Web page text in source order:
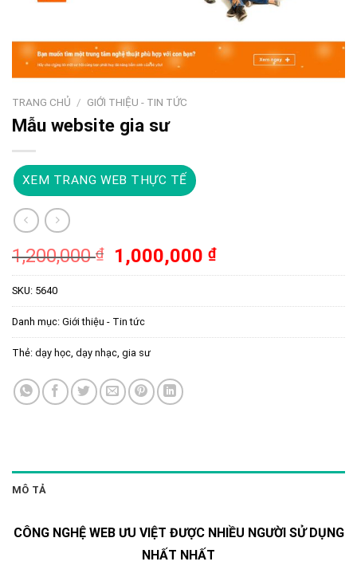
TRANG CHỦ / GIỚI THIỆU - TIN TỨC
Mẫu website gia sư
XEM TRANG WEB THỰC TẾ
1,200,000₫
Giá
gốc
1,200,000 ₫.
1,000,000₫Giá
hiện
là:
1,000,000 ₫.
SKU: 5640
Danh mục: Giới thiệu - Tin tức
Thẻ: dạy học dạy nhạc gia sư
MÔ TẢ
CÔNG NGHỆ WEB ƯU VIỆT ĐƯỢC NHIỀU NGƯỜI SỬ DỤNG
NHẤT NHẤT